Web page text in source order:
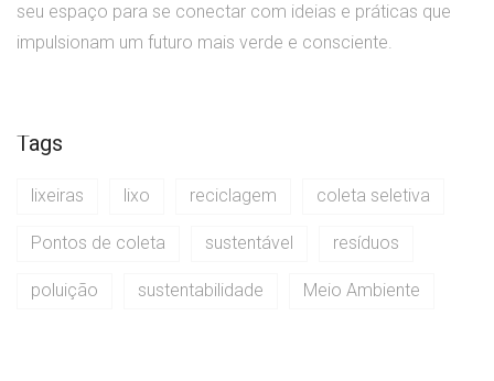
seu espaço para se conectar com ideias e práticas que
impulsionam um futuro mais verde e consciente.
Tags
lixeiras lixo reciclagem coleta seletiva
Pontos de coleta sustentável resíduos
poluição sustentabilidade Meio Ambiente